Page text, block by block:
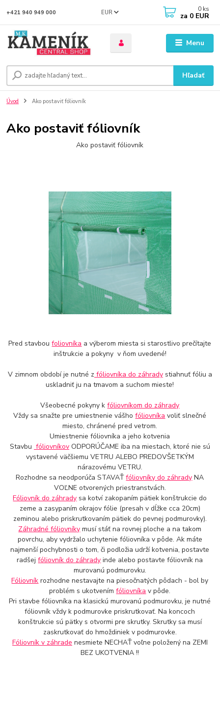
Menu
EUR
Hľadať
+421 940 949 000 0 ks
za 0 EUR
Úvod Ako postaviť fóliovník
Ako postaviť fóliovník
Ako postaviť fóliovník
Pred stavboufoliovníka a výberom miesta si starostlivo prečítajte
inštrukcie a pokyny v ňom uvedené!
V zimnom období je nutné zfóliovníka do záhradystiahnuť fóliu a
uskladniť ju na tmavom a suchom mieste!
Všeobecné pokyny kfóliovníkom do záhrady
Vždy sa snažte pre umiestnenie vášhofóliovníka voliť slnečné
miesto, chránené pred vetrom.
Umiestnenie fóliovníka a jeho kotvenia
Stavbu fóliovníkovODPORÚČAME iba na miestach, ktoré nie sú
vystavené väčšiemu VETRU ALEBO PREDOVŠETKÝM
nárazovému VETRU.
Rozhodne sa neodporúča STAVAŤfóliovníky do záhrady NA
VOĽNE otvorených priestranstvách.
Fóliovník do záhrady sa kotví zakopaním pätiek konštrukcie do
zeme a zasypaním okrajov fólie (presah v dĺžke cca 20cm)
zeminou alebo priskrutkovaním pätiek do pevnej podmurovky).
Záhradné fóliovníky musí stáť na rovnej ploche a na takom
povrchu, aby vydržalo uchytenie fóliovníka v pôde. Ak máte
najmenší pochybnosti o tom, či podložia udrží kotvenia, postavte
radšejfóliovník do záhrady inde alebo postavte fóliovník na
murovanú podmurovku.
Fóliovník rozhodne nestavajte na piesočnatých pôdach - bol by
problém s ukotvenímfóliovníka v pôde.
Pri stavbe fóliovníka na klasickú murovanú podmurovku, je nutné
fóliovník vždy k podmurovke priskrutkovať. Na koncoch
konštrukcie sú pätky s otvormi pre skrutky. Skrutky sa musí
zaskrutkovať do hmoždiniek v podmurovke.
Fóliovník v záhrade nesmiete NECHAŤ voľne položený na ZEMI
BEZ UKOTVENIA !!